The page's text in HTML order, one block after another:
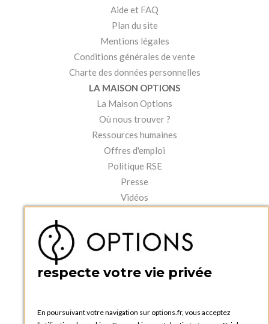
Aide et FAQ
Plan du site
Mentions légales
Conditions générales de vente
Charte des données personnelles
LA MAISON OPTIONS
La Maison Options
Où nous trouver ?
Ressources humaines
Offres d'emploi
Politique RSE
Presse
Vidéos
Ma liste d'envies
PRATIQUE
respecte votre vie privée
En poursuivant votre navigation sur options.fr, vous acceptez